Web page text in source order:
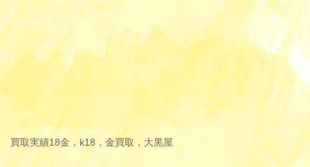
買取実績18金，k18，金買取，大黒屋